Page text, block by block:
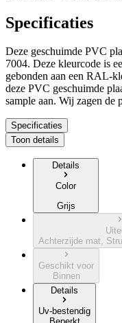
Specificaties
Deze geschuimde PVC
7004. Deze kleurcode is
gebonden aan een RAL-
deze PVC geschuimde
sample aan. Wij zagen de
Specificaties
Toon details
Details
Color
Grijs
Achterzijde mat,
Geschikt voor
Binnen
Details
Uv-bestendig